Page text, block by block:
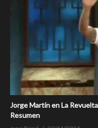
Jorge Martín en La
Resumen